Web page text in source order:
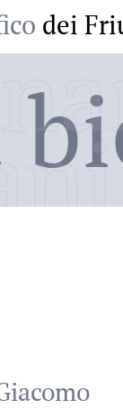
dei